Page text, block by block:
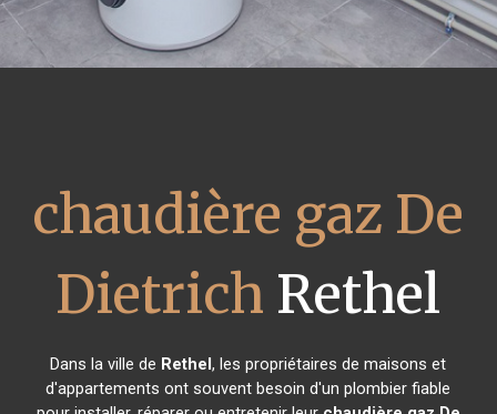
chaudière gaz De
Dietrich Rethel
Dans la ville de Rethel, les propriétaires de maisons et
d'appartements ont souvent besoin d'un plombier fiable